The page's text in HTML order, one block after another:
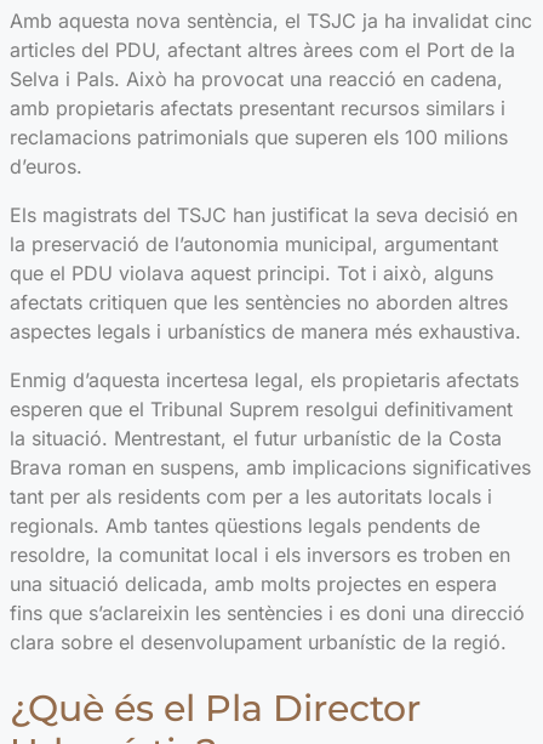
Amb aquesta nova sentència, el TSJC ja ha invalidat cinc
articles del PDU, afectant altres àrees com el Port de la
Selva i Pals. Això ha provocat una reacció en cadena,
amb propietaris afectats presentant recursos similars i
reclamacions patrimonials que superen els 100 milions
d’euros.
Els magistrats del TSJC han justificat la seva decisió en
la preservació de l’autonomia municipal, argumentant
que el PDU violava aquest principi. Tot i això, alguns
afectats critiquen que les sentències no aborden altres
aspectes legals i urbanístics de manera més exhaustiva.
Enmig d’aquesta incertesa legal, els propietaris afectats
esperen que el Tribunal Suprem resolgui definitivament
la situació. Mentrestant, el futur urbanístic de la Costa
Brava roman en suspens, amb implicacions significatives
tant per als residents com per a les autoritats locals i
regionals. Amb tantes qüestions legals pendents de
resoldre, la comunitat local i els inversors es troben en
una situació delicada, amb molts projectes en espera
fins que s’aclareixin les sentències i es doni una direcció
clara sobre el desenvolupament urbanístic de la regió.
¿Què és el Pla Director